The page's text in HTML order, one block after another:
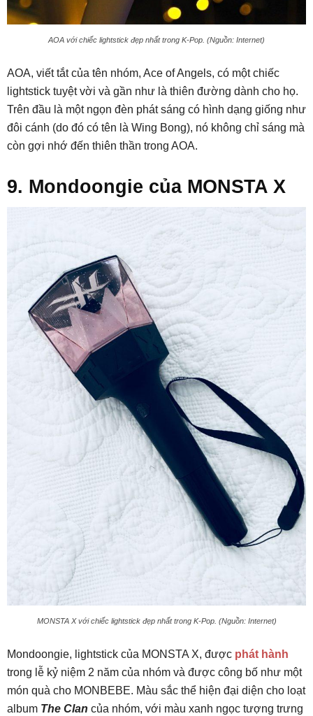
AOA với chiếc lightstick đẹp nhất trong K-Pop. (Nguồn: Internet)
AOA, viết tắt của tên nhóm, Ace of Angels, có một chiếc
lightstick tuyệt vời và gần như là thiên đường dành cho họ.
Trên đầu là một ngọn đèn phát sáng có hình dạng giống như
đôi cánh (do đó có tên là Wing Bong), nó không chỉ sáng mà
còn gợi nhớ đến thiên thần trong AOA.
9. Mondoongie của MONSTA X
MONSTA X với chiếc lightstick đẹp nhất trong K-Pop. (Nguồn: Internet)
Mondoongie, lightstick của MONSTA X, được phát hành
trong lễ kỷ niệm 2 năm của nhóm và được công bố như một
món quà cho MONBEBE. Màu sắc thể hiện đại diện cho loạt
album The Clan của nhóm, với màu xanh ngọc tượng trưng